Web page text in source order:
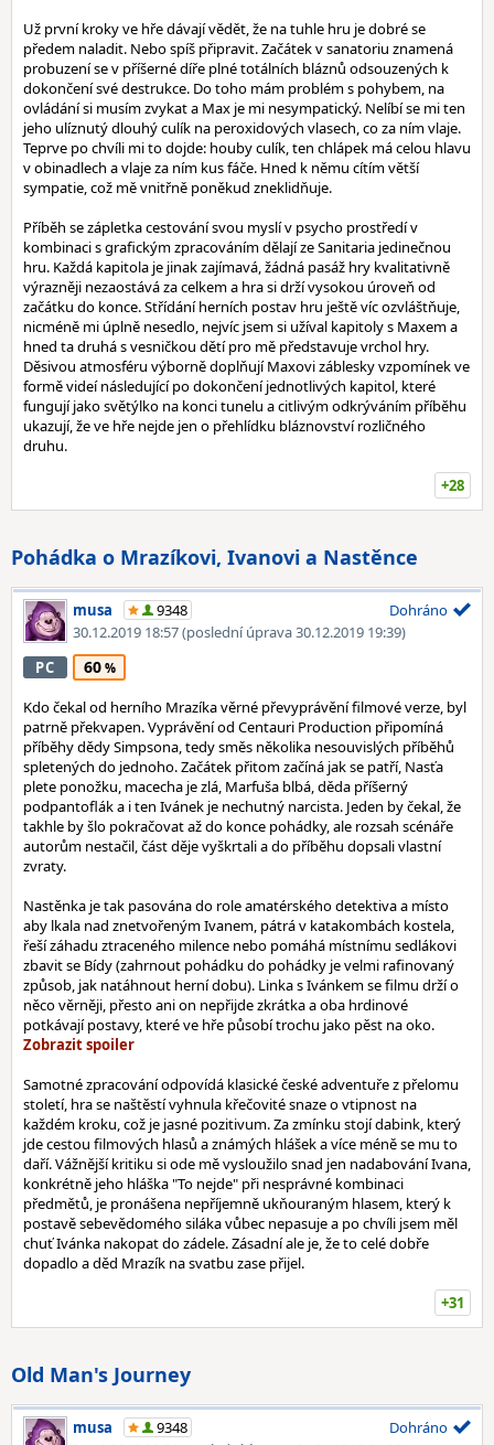
Už první kroky ve hře dávají vědět, že na tuhle hru je dobré se
předem naladit. Nebo spíš připravit. Začátek v sanatoriu znamená
probuzení se v příšerné díře plné totálních bláznů odsouzených k
dokončení své destrukce. Do toho mám problém s pohybem, na
ovládání si musím zvykat a Max je mi nesympatický. Nelíbí se mi ten
jeho ulíznutý dlouhý culík na peroxidových vlasech, co za ním vlaje.
Teprve po chvíli mi to dojde: houby culík, ten chlápek má celou hlavu
v obinadlech a vlaje za ním kus fáče. Hned k němu cítím větší
sympatie, což mě vnitřně poněkud zneklidňuje.
Příběh se zápletka cestování svou myslí v psycho prostředí v
kombinaci s grafickým zpracováním dělají ze Sanitaria jedinečnou
hru. Každá kapitola je jinak zajímavá, žádná pasáž hry kvalitativně
výrazněji nezaostává za celkem a hra si drží vysokou úroveň od
začátku do konce. Střídání herních postav hru ještě víc ozvláštňuje,
nicméně mi úplně nesedlo, nejvíc jsem si užíval kapitoly s Maxem a
hned ta druhá s vesničkou dětí pro mě představuje vrchol hry.
Děsivou atmosféru výborně doplňují Maxovi záblesky vzpomínek ve
formě videí následující po dokončení jednotlivých kapitol, které
fungují jako světýlko na konci tunelu a citlivým odkrýváním příběhu
ukazují, že ve hře nejde jen o přehlídku bláznovství rozličného
druhu.
+28
Pohádka o Mrazíkovi, Ivanovi a Nastěnce
musa
9348
30.12.2019 18:57(poslední úprava 30.12.2019 19:39)
Dohráno
PC 60
Kdo čekal od herního Mrazíka věrné převyprávění filmové verze, byl
patrně překvapen. Vyprávění od Centauri Production připomíná
příběhy dědy Simpsona, tedy směs několika nesouvislých příběhů
spletených do jednoho. Začátek přitom začíná jak se patří, Nasťa
plete ponožku, macecha je zlá, Marfuša blbá, děda příšerný
podpantoflák a i ten Ivánek je nechutný narcista. Jeden by čekal, že
takhle by šlo pokračovat až do konce pohádky, ale rozsah scénáře
autorům nestačil, část děje vyškrtali a do příběhu dopsali vlastní
zvraty.
Nastěnka je tak pasována do role amatérského detektiva a místo
aby lkala nad znetvořeným Ivanem, pátrá v katakombách kostela,
řeší záhadu ztraceného milence nebo pomáhá místnímu sedlákovi
zbavit se Bídy (zahrnout pohádku do pohádky je velmi rafinovaný
způsob, jak natáhnout herní dobu). Linka s Ivánkem se filmu drží o
něco věrněji, přesto ani on nepřijde zkrátka a oba hrdinové
potkávají postavy, které ve hře působí trochu jako pěst na oko.
Samotné zpracování odpovídá klasické české adventuře z přelomu
století, hra se naštěstí vyhnula křečovité snaze o vtipnost na
každém kroku, což je jasné pozitivum. Za zmínku stojí dabink, který
jde cestou filmových hlasů a známých hlášek a více méně se mu to
daří. Vážnější kritiku si ode mě vysloužilo snad jen nadabování Ivana,
konkrétně jeho hláška "To nejde" při nesprávné kombinaci
předmětů, je pronášena nepříjemně ukňouraným hlasem, který k
postavě sebevědomého siláka vůbec nepasuje a po chvíli jsem měl
chuť Ivánka nakopat do zádele. Zásadní ale je, že to celé dobře
dopadlo a děd Mrazík na svatbu zase přijel.
+31
Old Man's Journey
musa
9348
Dohráno